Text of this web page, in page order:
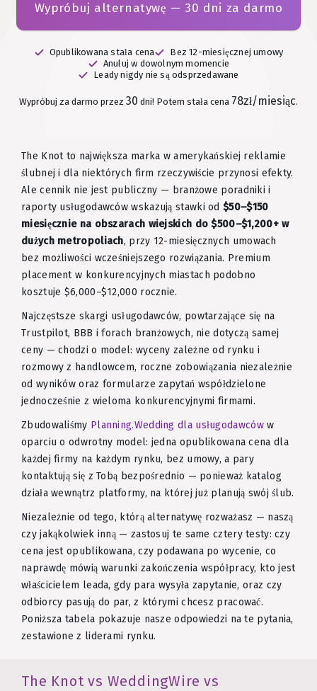
Wypróbuj alternatywę — 30 dni za darmo
Opublikowana stała cena
Bez 12-miesięcznej umowy
Anuluj w dowolnym momencie
Leady nigdy nie są odsprzedawane
Wypróbuj za darmo przez 30 dni! Potem stała cena 78zł/miesiąc.
The Knot to największa marka w amerykańskiej reklamie
ślubnej i dla niektórych firm rzeczywiście przynosi efekty.
Ale cennik nie jest publiczny — branżowe poradniki i
raporty usługodawców wskazują stawki od $50–$150
miesięcznie na obszarach wiejskich do $500–$1,200+ w
dużych metropoliach, przy 12-miesięcznych umowach
bez możliwości wcześniejszego rozwiązania. Premium
placement w konkurencyjnych miastach podobno
kosztuje $6,000–$12,000 rocznie.
Najczęstsze skargi usługodawców, powtarzające się na
Trustpilot, BBB i forach branżowych, nie dotyczą samej
ceny — chodzi o model: wyceny zależne od rynku i
rozmowy z handlowcem, roczne zobowiązania niezależnie
od wyników oraz formularze zapytań współdzielone
jednocześnie z wieloma konkurencyjnymi firmami.
Zbudowaliśmy Planning.Wedding dla usługodawcóww
oparciu o odwrotny model: jedna opublikowana cena dla
każdej firmy na każdym rynku, bez umowy, a pary
kontaktują się z Tobą bezpośrednio — ponieważ katalog
działa wewnątrz platformy, na której już planują swój ślub.
Niezależnie od tego, którą alternatywę rozważasz — naszą
czy jakąkolwiek inną — zastosuj te same cztery testy: czy
cena jest opublikowana, czy podawana po wycenie, co
naprawdę mówią warunki zakończenia współpracy, kto jest
właścicielem leada, gdy para wysyła zapytanie, oraz czy
odbiorcy pasują do par, z którymi chcesz pracować.
Poniższa tabela pokazuje nasze odpowiedzi na te pytania,
zestawione z liderami rynku.
The Knot vs WeddingWire vs